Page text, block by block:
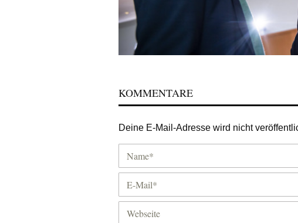
KOMMENTARE
Deine E-Mail-Adresse wird nicht